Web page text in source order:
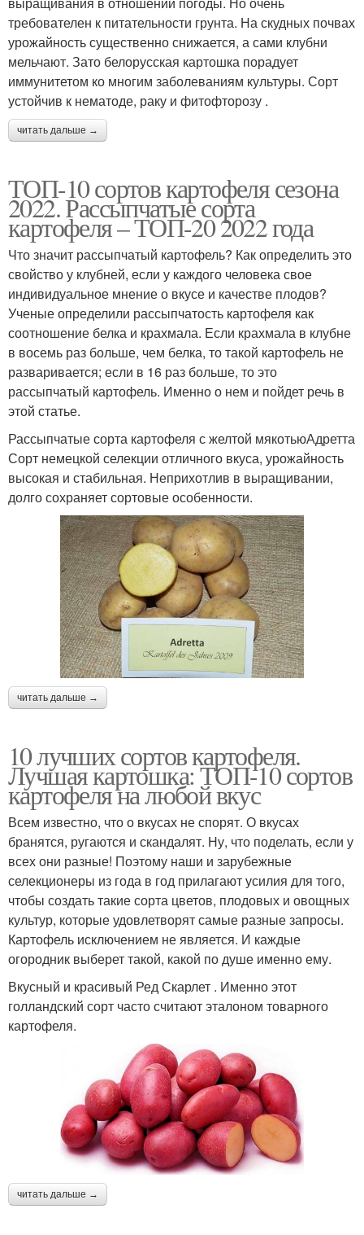
требователен к питательности грунта. На скудных почвах
урожайность существенно снижается, а сами клубни
мельчают. Зато белорусская картошка порадует
иммунитетом ко многим заболеваниям культуры. Сорт
устойчив к нематоде, раку и фитофторозу .
читать дальше →
ТОП-10 сортов картофеля сезона
2022. Рассыпчатые сорта
картофеля – ТОП-20 2022 года
Что значит рассыпчатый картофель? Как определить это
свойство у клубней, если у каждого человека свое
индивидуальное мнение о вкусе и качестве плодов?
Ученые определили рассыпчатость картофеля как
соотношение белка и крахмала. Если крахмала в клубне
в восемь раз больше, чем белка, то такой картофель не
разваривается; если в 16 раз больше, то это
рассыпчатый картофель. Именно о нем и пойдет речь в
этой статье.
Рассыпчатые сорта картофеля с желтой мякотьюАдретта
Сорт немецкой селекции отличного вкуса, урожайность
высокая и стабильная. Неприхотлив в выращивании,
долго сохраняет сортовые особенности.
читать дальше →
10 лучших сортов картофеля.
Лучшая картошка: ТОП-10 сортов
картофеля на любой вкус
Всем известно, что о вкусах не спорят. О вкусах
бранятся, ругаются и скандалят. Ну, что поделать, если у
всех они разные! Поэтому наши и зарубежные
селекционеры из года в год прилагают усилия для того,
чтобы создать такие сорта цветов, плодовых и овощных
культур, которые удовлетворят самые разные запросы.
Картофель исключением не является. И каждые
огородник выберет такой, какой по душе именно ему.
Вкусный и красивый Ред Скарлет . Именно этот
голландский сорт часто считают эталоном товарного
картофеля.
читать дальше →